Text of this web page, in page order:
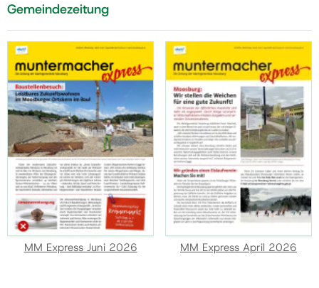
Gemeindezeitung
MM Express Juni 2026 MM Express April 2026